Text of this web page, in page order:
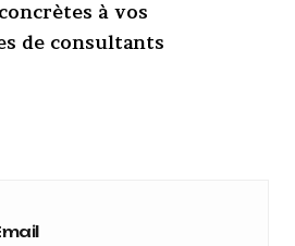
à vos
de consultants